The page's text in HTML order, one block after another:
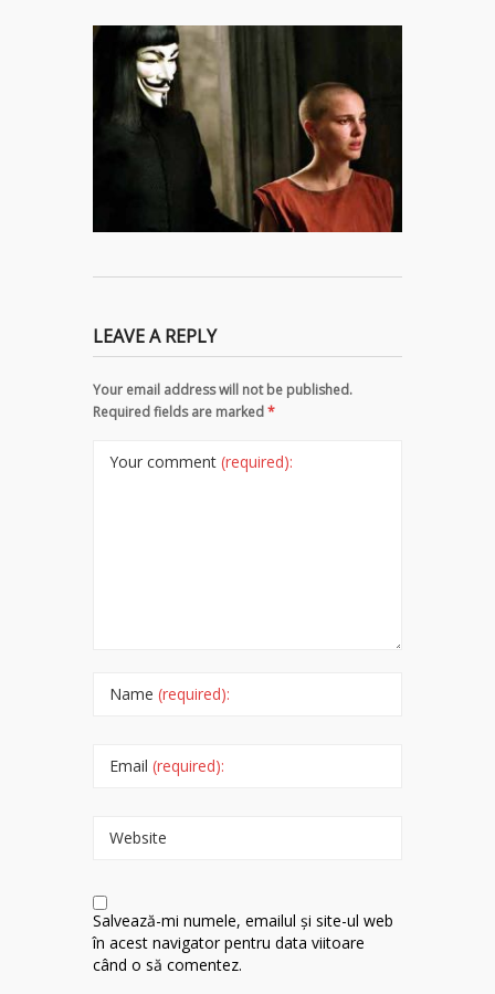
LEAVE A REPLY
Your email address will not be published.
Required fields are marked*
Your comment (required):
Name (required):
Email (required):
Website
Salvează-mi numele, emailul și site-ul web
în acest navigator pentru data viitoare
când o să comentez.